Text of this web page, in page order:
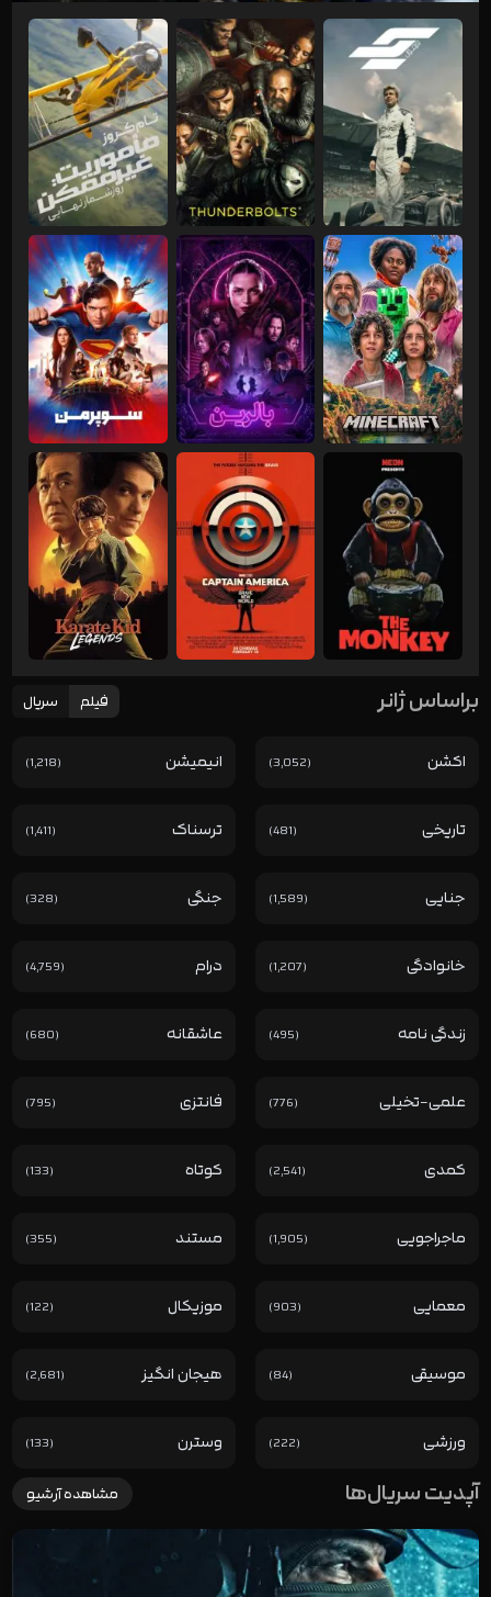
براساس ژ‌انر فیلم سریال
اکشن (3,052) انیمیشن (1,218)
تاریخی (481) ترسناک (1,411)
جنایی (1,589) جنگی (328)
خانوادگی (1,207) درام (4,759)
زندگی نامه (495) عاشقانه (680)
علمی-تخیلی (776) فانتزی (795)
کمدی (2,541) کوتاه (133)
ماجراجویی (1,905) مستند (355)
معمایی (903) موزیکال (122)
موسیقی (84) هیجان انگیز (2,681)
ورزشی (222) وسترن (133)
آپدیت سریال‌ها مشاهده آرشیو